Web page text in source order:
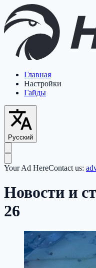
Главная
Настройки
Гайды
Русский
Your Ad HereContact us:
Новости и
26